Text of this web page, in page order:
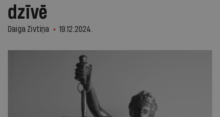
dzīvē
Daiga Zivtiņa 19.12.2024.